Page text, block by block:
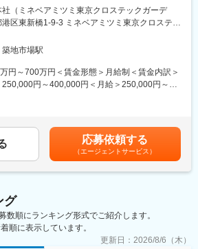
：
ター開発四課電子システム開発係（係長以下12
を担当。
自社工場を持たず関係会社との連携で事業展
ュニケーション力を活かせるフィールドで
ジタルキーシステム（スマホを車の鍵とするシ
任せします。
提案
義
計
製品：電動ハンドル、パワーバックドア等
た製品が搭載された自動車が動いてるのを見
れる時です。
電動ドアハンドル、デジタルキー、パワーバ
クセス製品から、ヒーターコントローラ、エレ
社（ミネベアミツミ東京クロステックガーデ
ミネベアミツミ東京クロステッ
最寄駅：JR線／新橋駅受動喫煙対策：屋内全面
地市場駅
円～700万円＜賃金形態＞月給制＜賃金内訳＞
250,000円～400,000円＜月給＞250,000円～
応募依頼する
（エージェントサービス）
グ
数順にランキング形式でご紹介します。
順に表示しています。
更新日： 2026/8/6（木）